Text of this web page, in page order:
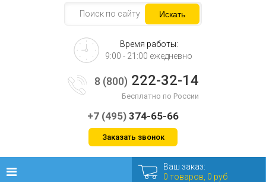
Время работы:
9:00 - 21:00 ежедневно
8 (800) 222-32-14
Бесплатно по России
+7 (495) 374-65-66
Заказать звонок
Ваш заказ:
0 товаров, 0 руб